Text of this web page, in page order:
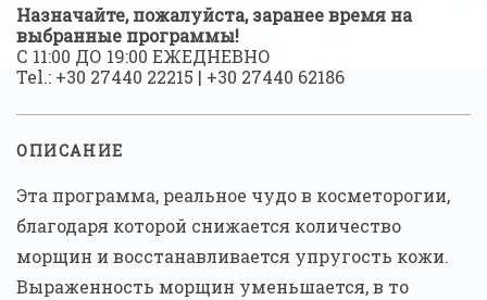
Назначайте, пожалуйста, заранее время на
выбранные программы!
С 11:00 ДО 19:00 ЕЖЕДНЕВНО
Tel.: +30 27440 22215 | +30 27440 62186
ОПИСАНИЕ
Эта программа, реальное чудо в косметорогии,
благодаря которой снижается количество
морщин и восстанавливается упругость кожи.
Выраженность морщин уменьшается, в то